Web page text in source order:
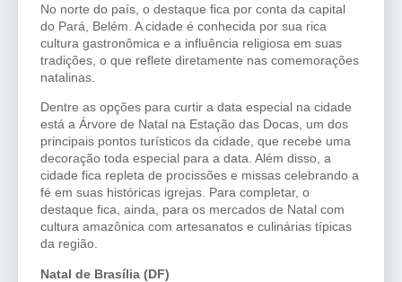
No norte do país, o destaque fica por conta da capital
do Pará, Belém. A cidade é conhecida por sua rica
cultura gastronômica e a influência religiosa em suas
tradições, o que reflete diretamente nas comemorações
natalinas.
Dentre as opções para curtir a data especial na cidade
está a Árvore de Natal na Estação das Docas, um dos
principais pontos turísticos da cidade, que recebe uma
decoração toda especial para a data. Além disso, a
cidade fica repleta de procissões e missas celebrando a
fé em suas históricas igrejas. Para completar, o
destaque fica, ainda, para os mercados de Natal com
cultura amazônica com artesanatos e culinárias típicas
da região.
Natal de Brasília (DF)